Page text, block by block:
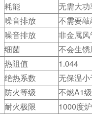
耗能 无需大
噪音排放
不需要
噪音排放 非金属
细菌
不会生
热阻值 1.044
绝热系数
无保温
防火等级 不燃A1级
耐火极限
1000度